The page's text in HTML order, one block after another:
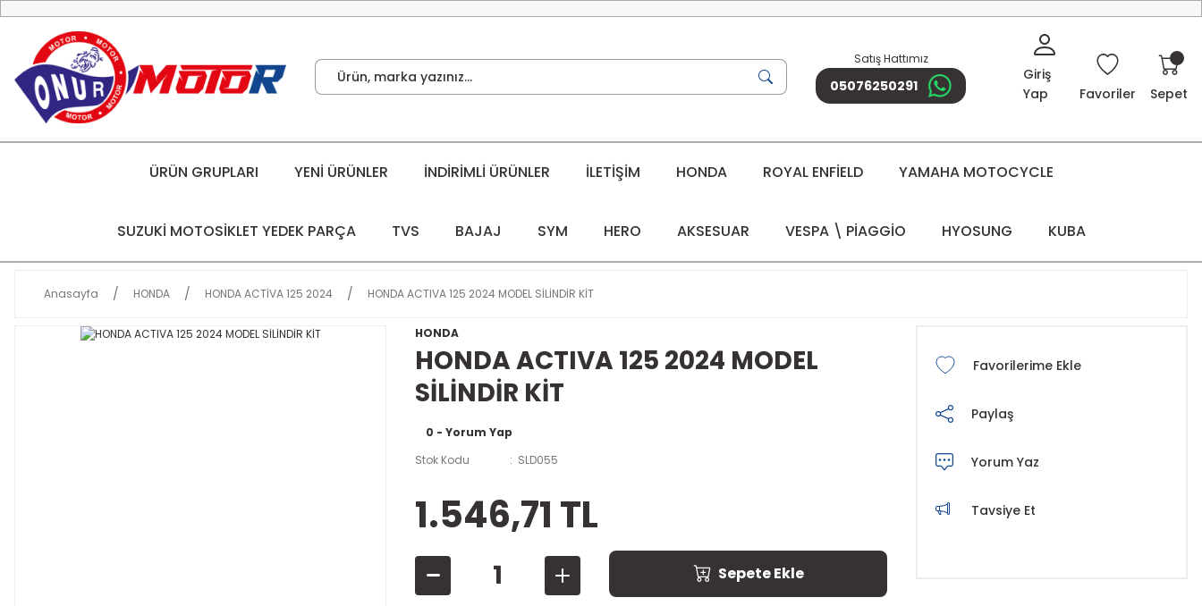
Satış Hattımız
05076250291
Giriş
Yap
Favoriler Sepet
ÜRÜN GRUPLARI YENİ ÜRÜNLER İNDİRİMLİ ÜRÜNLER İLETİŞİM HONDA ROYAL ENFİELD YAMAHA MOTOCYCLE
SUZUKİ MOTOSİKLET YEDEK PARÇA TVS BAJAJ SYM HERO AKSESUAR VESPA \ PİAGGİO HYOSUNG KUBA
Anasayfa HONDA HONDA ACTİVA 125 2024 HONDA ACTIVA 125 2024 MODEL SİLİNDİR KİT
HONDA
HONDA ACTIVA 125 2024 MODEL
SİLİNDİR KİT
0 - Yorum Yap
Stok Kodu
SLD055
1.546,71 TL
Sepete Ekle
Paylaş
Yorum Yaz
Tavsiye Et